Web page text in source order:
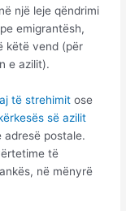
një leje qëndrimi
emigrantësh,
këtë vend (për
e azilit).
të strehimit ose
së azilit
adresë postale.
të
në mënyrë